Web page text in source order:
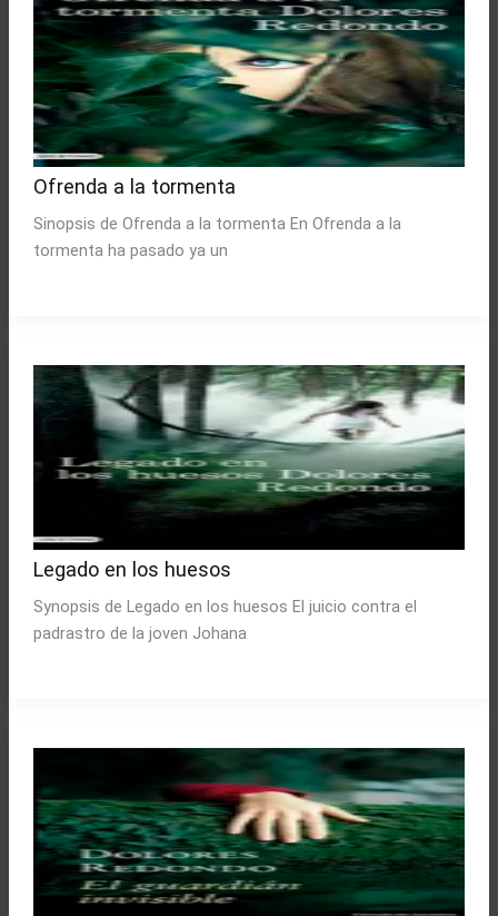
Ofrenda a la tormenta
Sinopsis de Ofrenda a la tormenta En Ofrenda a la
tormenta ha pasado ya un
Legado en los huesos
Synopsis de Legado en los huesos El juicio contra el
padrastro de la joven Johana